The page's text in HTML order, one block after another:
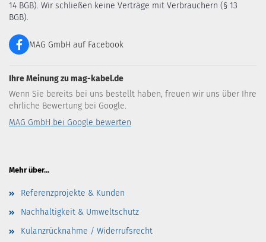
14 BGB). Wir schließen keine Verträge mit Verbrauchern (§ 13
BGB).
MAG GmbH auf Facebook
Ihre Meinung zu mag-kabel.de
Wenn Sie bereits bei uns bestellt haben, freuen wir uns über Ihre
ehrliche Bewertung bei Google.
MAG GmbH bei Google bewerten
Mehr über...
Referenzprojekte & Kunden
Nachhaltigkeit & Umweltschutz
Kulanzrücknahme / Widerrufsrecht